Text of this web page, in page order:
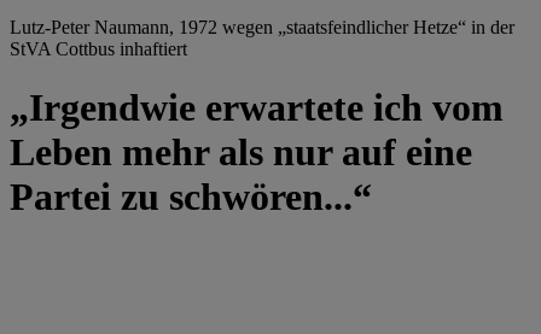
Lutz-Peter Naumann, 1972 wegen „staatsfeindlicher Hetze“ in der
StVA Cottbus inhaftiert
„Irgendwie erwartete ich vom
Leben mehr als nur auf eine
Partei zu schwören...“